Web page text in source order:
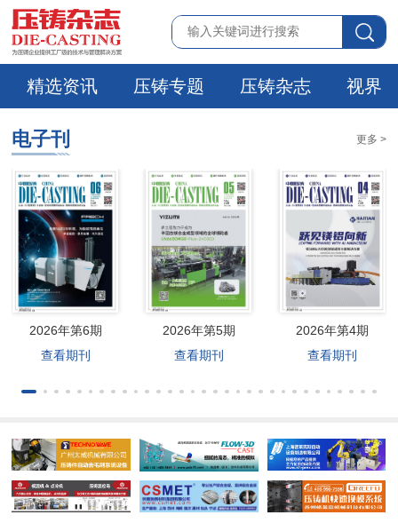
精选资讯 压铸专题 压铸杂志 视界
电子刊 更多 >
2026年第6期
查看期刊
2026年第5期
查看期刊
2026年第4期
查看期刊